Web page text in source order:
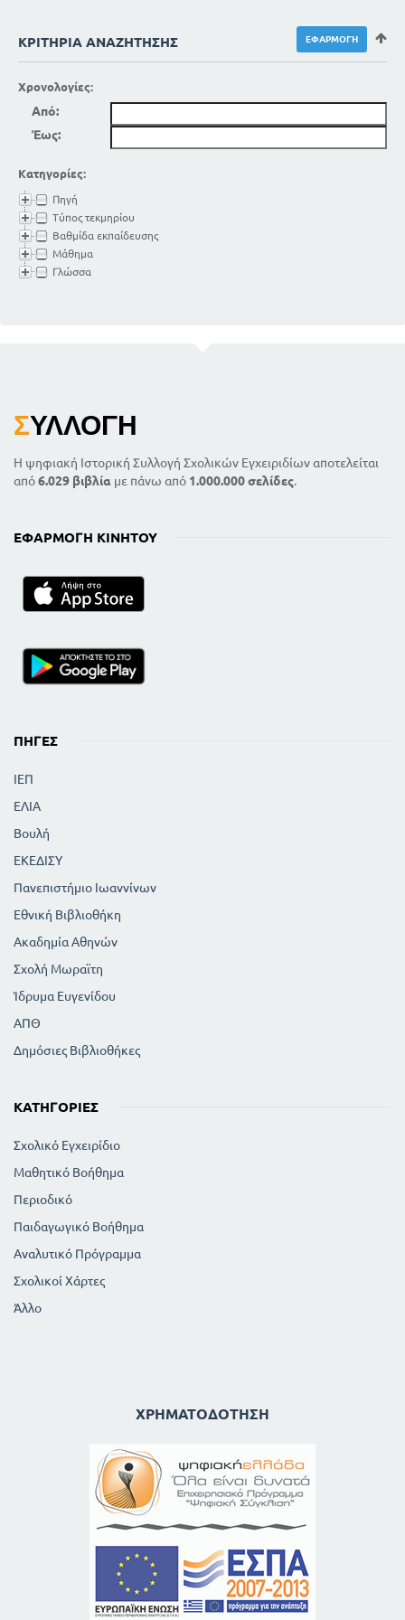
ΚΡΙΤΉΡΙΑ ΑΝΑΖΉΤΗΣΗΣ
Χρονολογίες:
Από:
Έως:
Κατηγορίες:
Πηγή
Τύπος τεκμηρίου
Βαθμίδα εκπαίδευσης
Μάθημα
Γλώσσα
ΣΥΛΛΟΓΉ
Η ψηφιακή Ιστορική Συλλογή Σχολικών Εγχειριδίων αποτελείται
από6.029 βιβλία με πάνω από 1.000.000 σελίδες.
ΕΦΑΡΜΟΓΉ ΚΙΝΗΤΟΎ
ΠΗΓΈΣ
ΙΕΠ
ΕΛΙΑ
Βουλή
ΕΚΕΔΙΣΥ
Πανεπιστήμιο Ιωαννίνων
Εθνική Βιβλιοθήκη
Ακαδημία Αθηνών
Σχολή Μωραϊτη
Ίδρυμα Ευγενίδου
ΑΠΘ
Δημόσιες Βιβλιοθήκες
ΚΑΤΗΓΟΡΊΕΣ
Σχολικό Εγχειρίδιο
Μαθητικό Βοήθημα
Περιοδικό
Παιδαγωγικό Βοήθημα
Αναλυτικό Πρόγραμμα
Σχολικοί Χάρτες
Άλλο
ΧΡΗΜΑΤΟΔΌΤΗΣΗ